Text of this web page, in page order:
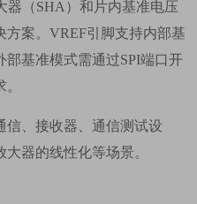
器（SHA ）和片内基准电压
案。 VREF引脚支持内部基
部基准模式需通过SPI端口开
信、接收器、通信测试设
器的线性化等场景。